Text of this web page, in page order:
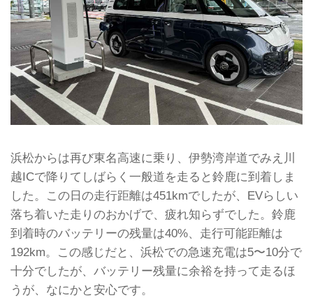
浜松からは再び東名高速に乗り、伊勢湾岸道でみえ川
越ICで降りてしばらく一般道を走ると鈴鹿に到着しま
した。この日の走行距離は451kmでしたが、EVらしい
落ち着いた走りのおかげで、疲れ知らずでした。鈴鹿
到着時のバッテリーの残量は40%、走行可能距離は
192km。この感じだと、浜松での急速充電は5〜10分で
十分でしたが、バッテリー残量に余裕を持って走るほ
うが、なにかと安心です。